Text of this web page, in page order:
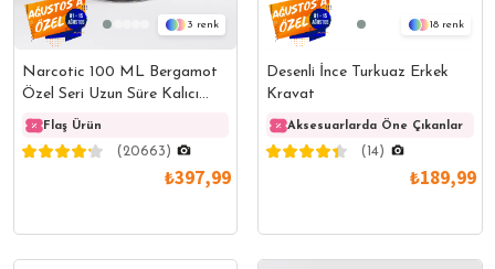
3
Narcotic 100 ML Bergamot
Özel Seri Uzun Süre Kalıcı
Erkek Parfüm
Flaş Ürün Flaş Ürün Flaş
(20663)
₺397,99
18
Desenli İnce Turkuaz Erkek
Kravat
Aksesuarlarda Öne Çıkanlar
(14)
₺189,99